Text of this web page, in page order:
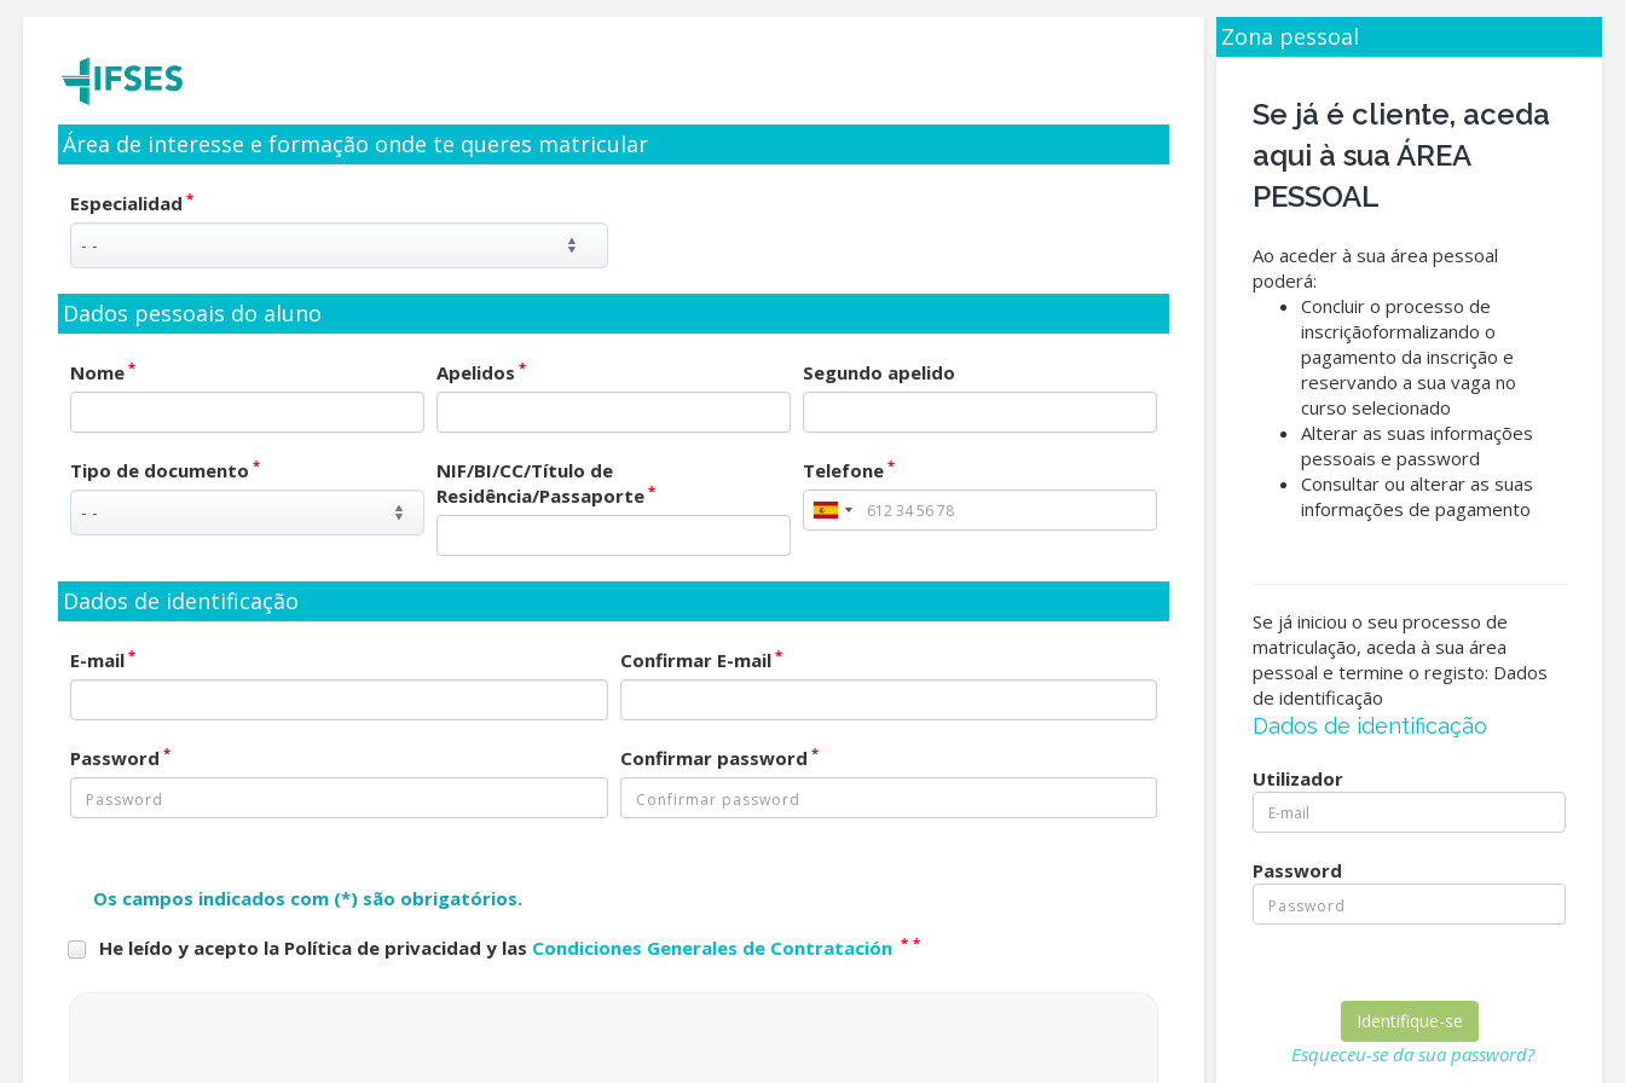
Área de interesse e formação onde te queres matricular
Especialidad *
Dados pessoais do aluno
Nome * Apelidos * Segundo apelido
Tipo de documento *
NIF/BI/CC/Título de
Residência/Passaporte *
Telefone *
Dados de identificação
E-mail * Confirmar E-mail*
Password * Confirmar password *
Os campos indicados com (*) são obrigatórios.
He leído y acepto la Política de privacidad y las Condiciones Generales de Contratación * *
Zona pessoal
Se já é cliente, aceda
aqui à sua ÁREA
PESSOAL
Ao aceder à sua área pessoal
poderá:
Concluir o processo de
inscriçãoformalizando o
pagamento da inscrição e
reservando a sua vaga no
curso selecionado
Alterar as suas informações
pessoais e password
Consultar ou alterar as suas
informações de pagamento
Se já iniciou o seu processo de
matriculação, aceda à sua área
pessoal e termine o registo: Dados
de identificação
Dados de identificação
Utilizador
Password
Esqueceu-se da sua password?